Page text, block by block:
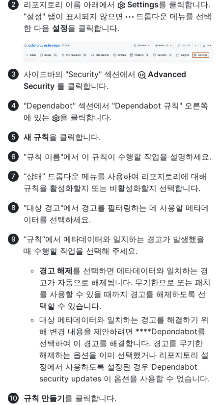
리포지토리 이름 아래에서
Settings를 클릭합니다.
"설정" 탭이 표시되지 않으면
드롭다운 메뉴를 선택
한 다음 설정을 클릭합니다.
사이드바의 "Security" 섹션에서
Advanced
Security 를 클릭합니다.
"Dependabot" 섹션에서 "Dependabot 규칙" 오른쪽
에 있는
을 클릭합니다.
새 규칙을 클릭합니다.
"규칙 이름"에서 이 규칙이 수행할 작업을 설명하세요.
“상태” 드롭다운 메뉴를 사용하여 리포지토리에 대해
규칙을 활성화할지 또는 비활성화할지 선택합니다.
"대상 경고"에서 경고를 필터링하는 데 사용할 메타데
이터를 선택하세요.
“규칙”에서 메타데이터와 일치하는 경고가 발생했을
때 수행할 작업을 선택해 주세요.
경고 해제를 선택하면 메타데이터와 일치하는 경
고가 자동으로 해제됩니다. 무기한으로 또는 패치
를 사용할 수 있을 때까지 경고를 해제하도록 선
택할 수 있습니다.
대상 메타데이터와 일치하는 경고를 해결하기 위
해 변경 내용을 제안하려면 ****Dependabot를
선택하여 이 경고를 해결합니다. 경고를 무기한
해제하는 옵션을 이미 선택했거나 리포지토리 설
정에서 사용하도록 설정된 경우 Dependabot
security updates 이 옵션을 사용할 수 없습니다.
규칙 만들기를 클릭합니다.